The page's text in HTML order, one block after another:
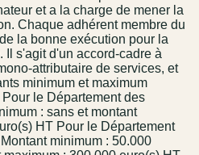
et a la charge de mener la
Chaque adhérent membre du
la bonne exécution pour la
Il s'agit d'un accord-cadre à
attributaire de services, et
minimum et maximum
le Département des
: sans et montant
HT Pour le Département
minimum : 50.000